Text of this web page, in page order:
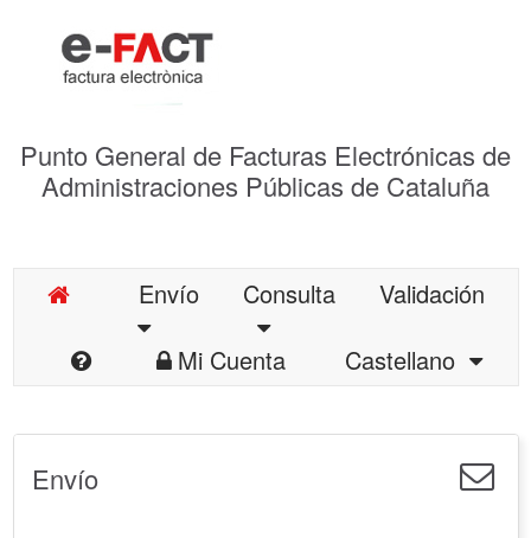
Punto General de Facturas Electrónicas de
Administraciones Públicas de Cataluña
Envío Consulta
Validación
Mi Cuenta
Castellano
Envío